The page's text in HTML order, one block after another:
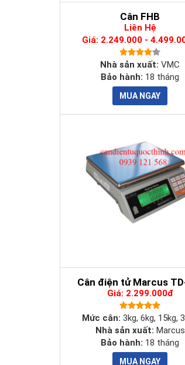
tạo ra kết quả
chuyển với tốc độ do bạn xác
cân được sử dụng nhiều nhất
Cân FHB
Liên Hệ
Giá: 2.249.000 -
Nhà sản xuất:VMC
Bảo hành: 18 tháng
Cân điện tử Marcus
Giá: 2.299.000đ
Mức cân: 3kg, 6kg, 15kg,
Nhà sản xuất: Marcus
Bảo hành: 18 tháng